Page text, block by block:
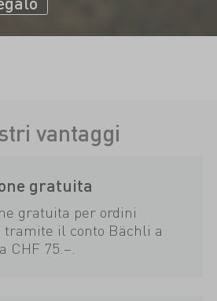
vantaggi
gratuita
gratuita per ordini
tramite il conto Bächli a
CHF 75.–.